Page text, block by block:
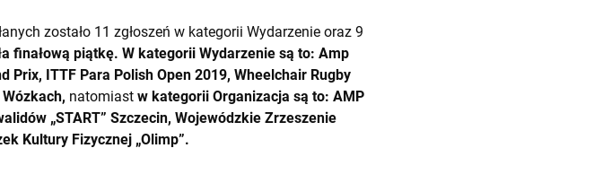
zostało 11 zgłoszeń w kategorii Wydarzenie oraz 9
finałową piątkę. W kategorii Wydarzenie są to: Amp
Prix, ITTF Para Polish Open 2019, Wheelchair Rugby
natomiast w kategorii Organizacja są to: AMP
„START” Szczecin, Wojewódzkie Zrzeszenie
Kultury Fizycznej „Olimp”.